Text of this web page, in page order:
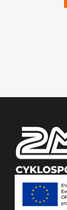
t